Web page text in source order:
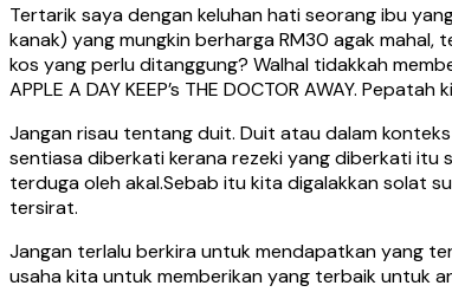
Tertarik saya dengan keluhan hati seorang ibu
kanak) yang mungkin berharga RM30 agak
kos yang perlu ditanggung? Walhal tidakkah
APPLE A DAY KEEP’s THE DOCTOR AWAY.
Jangan risau tentang duit. Duit atau dalam
sentiasa diberkati kerana rezeki yang diberkati itu
terduga oleh akal.Sebab itu kita digalakkan solat
tersirat.
Jangan terlalu berkira untuk mendapatkan yang
usaha kita untuk memberikan yang terbaik untuk